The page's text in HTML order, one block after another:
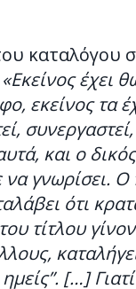
καταλόγου
«Εκείνος έχει
εκείνος τα
και ο
γνωρίσει. Ο
ότι
τίτλου
[…]